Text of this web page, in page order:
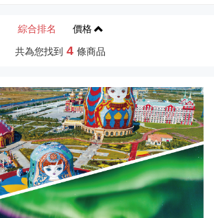
綜合排名 價格
共為您找到 4 條商品